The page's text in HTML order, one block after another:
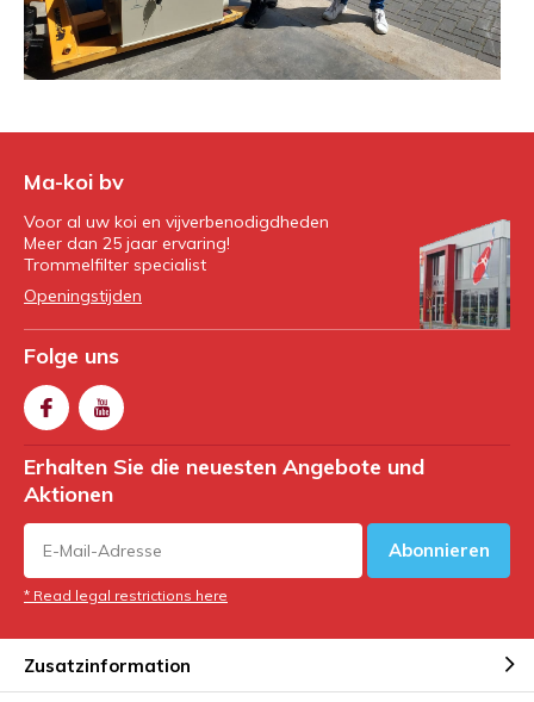
Ma-koi bv
Voor al uw koi en vijverbenodigdheden
Meer dan 25 jaar ervaring!
Trommelfilter specialist
Openingstijden
Folge uns
Erhalten Sie die neuesten Angebote und
Aktionen
Abonnieren
* Read legal restrictions here
Zusatzinformation